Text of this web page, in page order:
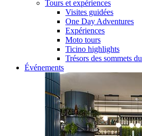
Tours et expériences
Visites guidées
One Day Adventures
Expériences
Moto tours
Ticino highlights
Trésors des sommets
Événements